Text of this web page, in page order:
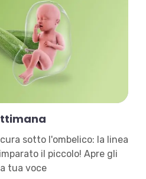
sotto l'ombelico: la linea
il piccolo! Apre gli
tua voce